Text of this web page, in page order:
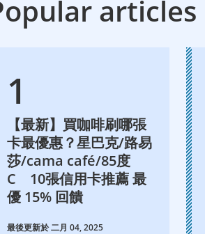
articles
【最新】買咖啡刷哪張
卡最優惠？星巴克/路易
莎/cama café/85度
C 10張信用卡推薦 最
優 15% 回饋
最後更新於 二月 04, 2025